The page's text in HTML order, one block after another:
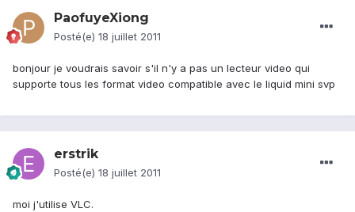
PaofuyeXiong
Posté(e) 18 juillet 2011
bonjour je voudrais savoir s'il n'y a pas un lecteur video qui
supporte tous les format video compatible avec le liquid mini svp
erstrik
Posté(e) 18 juillet 2011
moi j'utilise VLC.